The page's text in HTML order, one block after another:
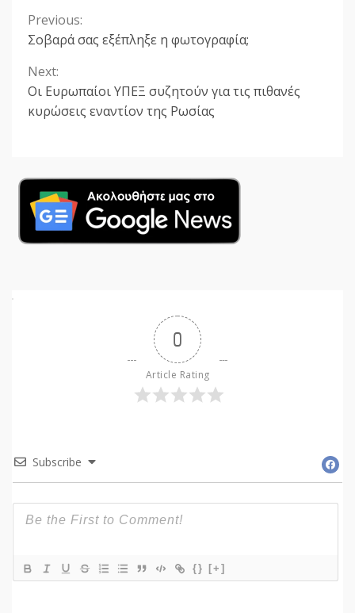
Continue
Reading
Previous:
Σοβαρά σας εξέπληξε η φωτογραφία;
Next:
Οι Ευρωπαίοι ΥΠΕΞ συζητούν για τις πιθανές
κυρώσεις εναντίον της Ρωσίας
0
Article Rating
Subscribe
{} [+]